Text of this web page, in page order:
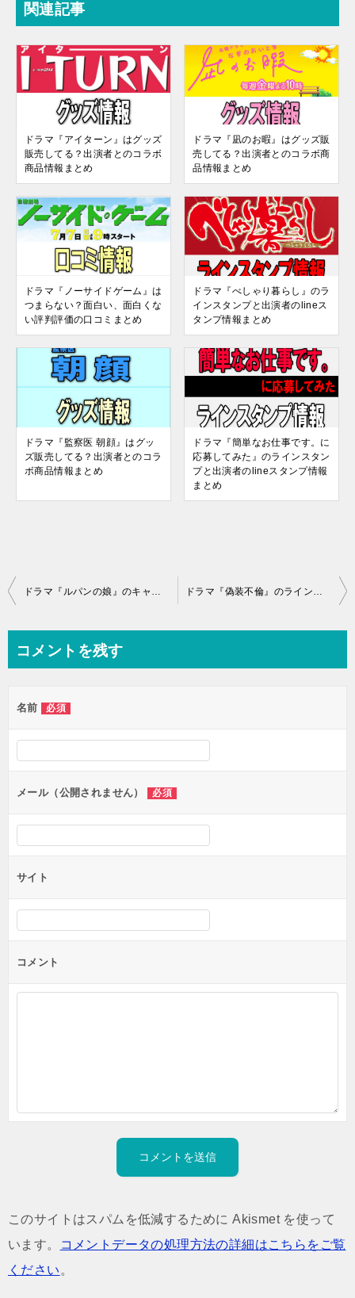
関連記事
ドラマ『アイターン』はグッズ
販売してる？出演者とのコラボ
商品情報まとめ
ドラマ『凪のお暇』はグッズ販
売してる？出演者とのコラボ商
品情報まとめ
ドラマ『ノーサイドゲーム』は
つまらない？面白い、面白くな
い評判評価の口コミまとめ
ドラマ『べしゃり暮らし』のラ
インスタンプと出演者のlineス
タンプ情報まとめ
ドラマ『監察医 朝顔』はグッ
ズ販売してる？出演者とのコラ
ボ商品情報まとめ
ドラマ『簡単なお仕事です。に
応募してみた』のラインスタン
プと出演者のlineスタンプ情報
まとめ
投
ビ
ー
シ
ョ
ン
ドラマ『ルパンの娘』のキャスト相関図！原作や出演者、登場人物、主題歌情報まとめ ドラマ『偽装不倫』のラインスタンプはある？出演者のlineスタンプ情報まとめ
コメントを残す
名前 必須
メール（公開されません） 必須
サイト
コメント
このサイトはスパムを低減するために Akismet を使って
います。
コメントデータの処理方法の詳細はこちらをご覧
ください 。